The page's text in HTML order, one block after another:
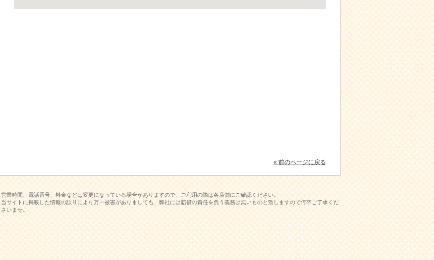
« 前のページに戻る
営業時間、電話番号、料金などは変更になっている場合がありますので、ご利用の際は各店舗にご確認ください。
当サイトに掲載した情報の誤りにより万一被害がありましても、弊社には賠償の責任を負う義務は無いものと致しますので何卒ご了承くだ
さいませ。